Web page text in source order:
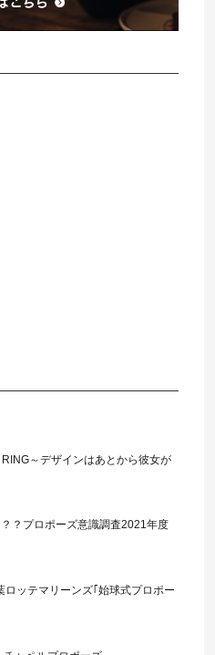
～デザインはあとから彼女が
？プロポーズ意識調査2021年度
ロッテマリーンズ｢始球式プロポー